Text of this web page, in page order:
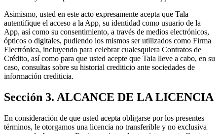
Asimismo, usted en este acto expresamente acepta que Tala
autentifique el acceso a la App, su identidad como usuario de la
App, así como su consentimiento, a través de medios electrónicos,
ópticos o digitales, pudiendo los mismos ser utilizados como Firma
Electrónica, incluyendo para celebrar cualesquiera Contratos de
Crédito, así como para que usted acepte que Tala lleve a cabo, en su
caso, consultas sobre su historial crediticio ante sociedades de
información crediticia.
Sección 3. ALCANCE DE LA LICENCIA
En consideración de que usted acepta obligarse por los presentes
términos, le otorgamos una licencia no transferible y no exclusiva